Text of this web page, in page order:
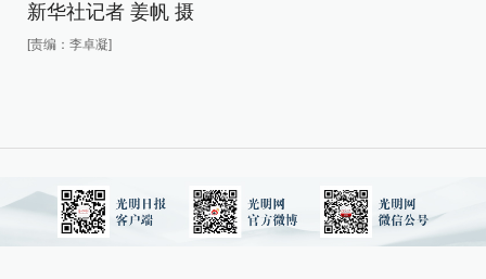
新华社记者 姜帆 摄
[责编：李卓凝]